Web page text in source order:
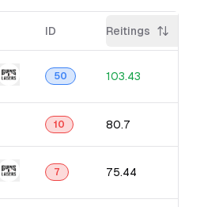
ID Reitings
50 103.43
10 80.7
7 75.44